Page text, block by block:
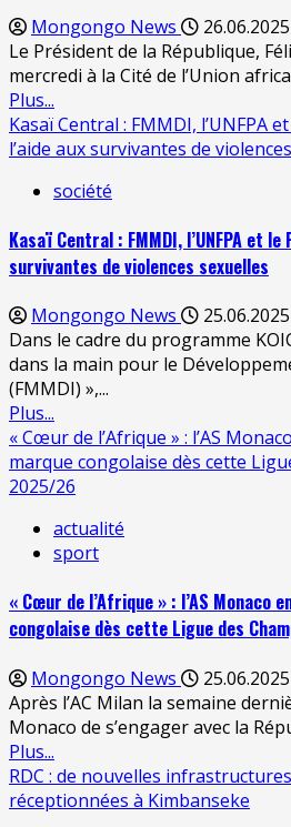
Mongongo News
26.06.2025
Le Président de la République,
mercredi à la Cité de l’Union
Plus...
Kasaï Central : FMMDI, l’UNFPA
l’aide aux survivantes de
société
Kasaï Central : FMMDI, l’UNFPA et
survivantes de violences sexuelles
Mongongo News
25.06.2025
Dans le cadre du programme
dans la main pour le
(FMMDI) »,...
Plus...
« Cœur de l’Afrique » : l’AS
marque congolaise dès cette
2025/26
actualité
sport
« Cœur de l’Afrique » : l’AS Monaco
congolaise dès cette Ligue des
Mongongo News
25.06.2025
Après l’AC Milan la semaine
Monaco de s’engager avec la
Plus...
RDC : de nouvelles
réceptionnées à Kimbanseke